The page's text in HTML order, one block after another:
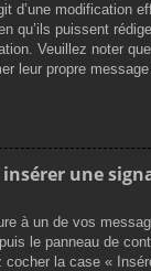
d’une modification
qu’ils puissent
Veuillez noter
leur propre
une
à un de vos
le panneau de
la case «